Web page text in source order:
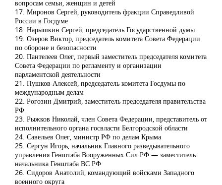
вопросам семьи, женщин и детей
17. Миронов Сергей, руководитель фракции Справедливой
России в Госдуме
18. Нарышкин Сергей, председатель Государственной думы
19. Озеров Виктор, председатель комитета Совета Федерации
по обороне и безопасности
20. Пантелеев Олег, первый заместитель председателя комитета
Совета Федерации по регламенту и организации
парламентской деятельности
21. Пушков Алексей, председатель комитета Госдумы по
международным делам
22. Рогозин Дмитрий, заместитель председателя правительства
РФ
23. Рыжков Николай, член Совета Федерации, представитель от
исполнительного органа госвласти Белгородской области
24. Савельев Олег, министр РФ по делам Крыма
25. Сергун Игорь, начальник Главного разведывательного
управления Генштаба Вооруженных Сил РФ — заместитель
начальника Генштаба ВС РФ
26. Сидоров Анатолий, командующий войсками Западного
военного округа